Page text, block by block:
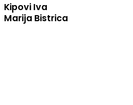
Kipovi Iva
Marija Bistrica